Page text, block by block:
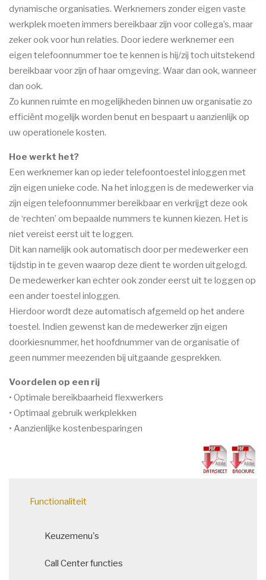
dynamische organisaties. Werknemers zonder eigen vaste
werkplek moeten immers bereikbaar zijn voor collega’s, maar
zeker ook voor hun relaties. Door iedere werknemer een
eigen telefoonnummer toe te kennen is hij/zij toch uitstekend
bereikbaar voor zijn of haar omgeving. Waar dan ook, wanneer
dan ook.
Zo kunnen ruimte en mogelijkheden binnen uw organisatie zo
efficiënt mogelijk worden benut en bespaart u aanzienlijk op
uw operationele kosten.
Hoe werkt het?
Een werknemer kan op ieder telefoontoestel inloggen met
zijn eigen unieke code. Na het inloggen is de medewerker via
zijn eigen telefoonnummer bereikbaar en verkrijgt deze ook
de ‘rechten’ om bepaalde nummers te kunnen kiezen. Het is
niet vereist eerst uit te loggen.
Dit kan namelijk ook automatisch door per medewerker een
tijdstip in te geven waarop deze dient te worden uitgelogd.
De medewerker kan echter ook zonder eerst uit te loggen op
een ander toestel inloggen.
Hierdoor wordt deze automatisch afgemeld op het andere
toestel. Indien gewenst kan de medewerker zijn eigen
doorkiesnummer, het hoofdnummer van de organisatie of
geen nummer meezenden bij uitgaande gesprekken.
Voordelen op een rij
• Optimale bereikbaarheid flexwerkers
• Optimaal gebruik werkplekken
• Aanzienlijke kostenbesparingen
navigation
Functionaliteit
Keuzemenu's
Call Center functies